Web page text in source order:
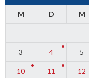
M D M
3 4 5
10 11 12